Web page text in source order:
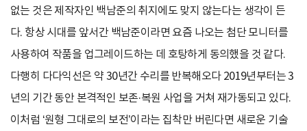
없는 것은 제작자인 백남준의 취지에도 맞지 않는다는 생각이 든
다. 항상 시대를 앞서간 백남준이라면 요즘 나오는 첨단 모니터를
사용하여 작품을 업그레이드하는 데 호탕하게 동의했을 것 같다.
다행히 다다익선은 약 30년간 수리를 반복해오다 2019년부터는 3
년의 기간 동안 본격적인 보존·복원 사업을 거쳐 재가동되고 있다.
이처럼 ‘원형 그대로의 보전’이라는 집착만 버린다면 새로운 기술